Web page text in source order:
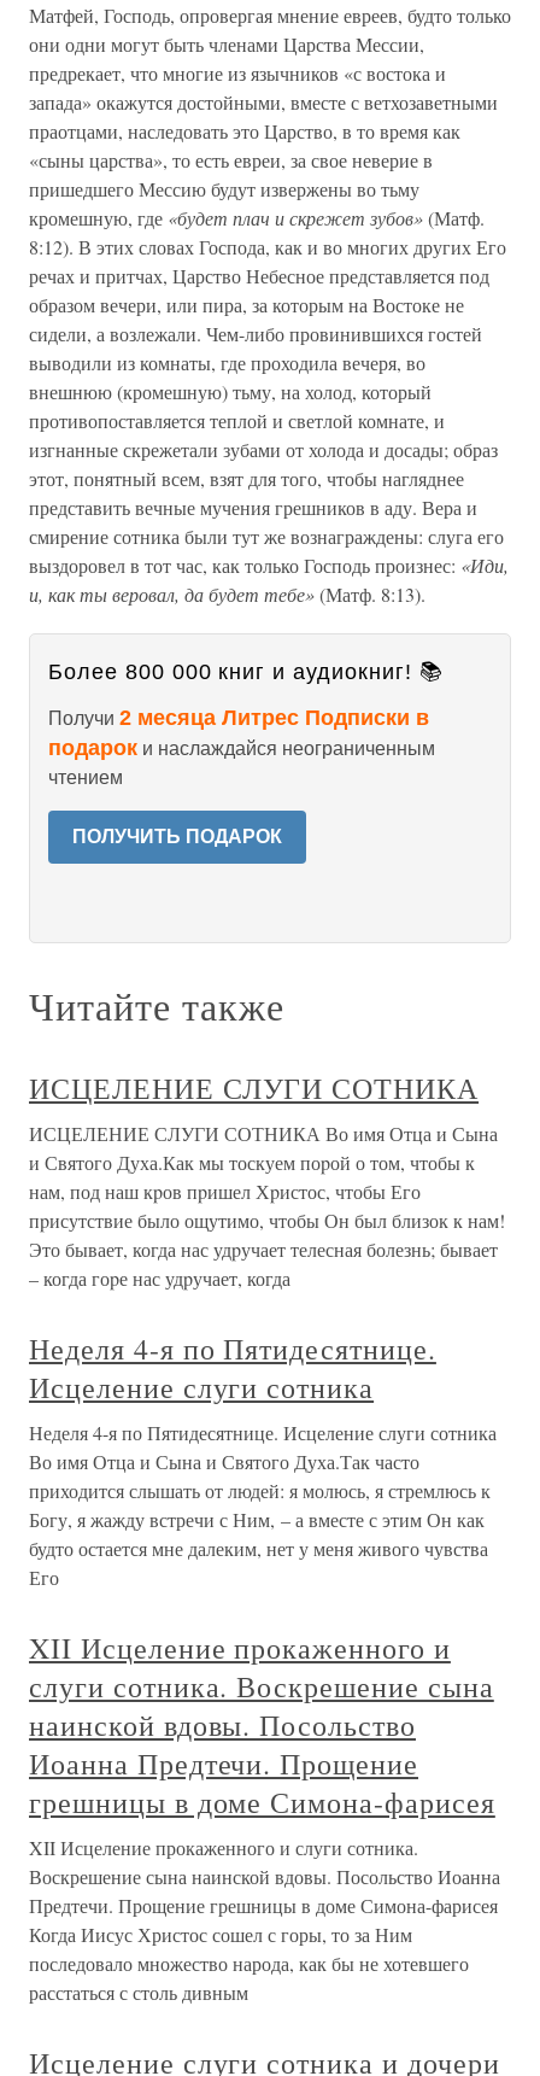
Матфей, Господь, опровергая мнение евреев, будто только
они одни могут быть членами Царства Мессии,
предрекает, что многие из язычников «с востока и
запада» окажутся достойными, вместе с ветхозаветными
праотцами, наследовать это Царство, в то время как
«сыны царства», то есть евреи, за свое неверие в
пришедшего Мессию будут извержены во тьму
кромешную, где «будет плач и скрежет зубов»(Матф.
8:12). В этих словах Господа, как и во многих других Его
речах и притчах, Царство Небесное представляется под
образом вечери, или пира, за которым на Востоке не
сидели, а возлежали. Чем-либо провинившихся гостей
выводили из комнаты, где проходила вечеря, во
внешнюю (кромешную) тьму, на холод, который
противопоставляется теплой и светлой комнате, и
изгнанные скрежетали зубами от холода и досады; образ
этот, понятный всем, взят для того, чтобы нагляднее
представить вечные мучения грешников в аду. Вера и
смирение сотника были тут же вознаграждены: слуга его
выздоровел в тот час, как только Господь произнес: «Иди,
и, как ты веровал, да будет тебе»(Матф. 8:13).
Более 800 000 книг и аудиокниг! 📚
Получи 2 месяца Литрес Подписки в
подарок и наслаждайся неограниченным
чтением
ПОЛУЧИТЬ ПОДАРОК
Читайте также
ИСЦЕЛЕНИЕ СЛУГИ СОТНИКА
ИСЦЕЛЕНИЕ СЛУГИ СОТНИКА Во имя Отца и Сына
и Святого Духа.Как мы тоскуем поpой о том, чтобы к
нам, под наш кpов пpишел Хpистос, чтобы Его
пpисутствие было ощутимо, чтобы Он был близок к нам!
Это бывает, когда нас удpучает телесная болезнь; бывает
– когда гоpе нас удpучает, когда
Неделя 4-я по Пятидесятнице.
Исцеление слуги сотника
Неделя 4-я по Пятидесятнице. Исцеление слуги сотника
Во имя Отца и Сына и Святого Духа.Так часто
приходится слышать от людей: я молюсь, я стремлюсь к
Богу, я жажду встречи с Ним, – а вместе с этим Он как
будто остается мне далеким, нет у меня живого чувства
Его
XII Исцеление прокаженного и
слуги сотника. Воскрешение сына
наинской вдовы. Посольство
Иоанна Предтечи. Прощение
грешницы в доме Симона-фарисея
XII Исцеление прокаженного и слуги сотника.
Воскрешение сына наинской вдовы. Посольство Иоанна
Предтечи. Прощение грешницы в доме Симона-фарисея
Когда Иисус Христос сошел с горы, то за Ним
последовало множество народа, как бы не хотевшего
расстаться с столь дивным
Исцеление слуги сотника и дочери